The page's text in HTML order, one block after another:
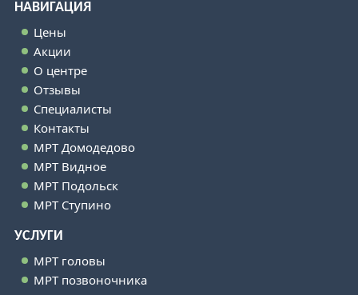
НАВИГАЦИЯ
Цены
Акции
О центре
Отзывы
Специалисты
Контакты
МРТ Домодедово
МРТ Видное
МРТ Подольск
МРТ Ступино
УСЛУГИ
МРТ головы
МРТ позвоночника